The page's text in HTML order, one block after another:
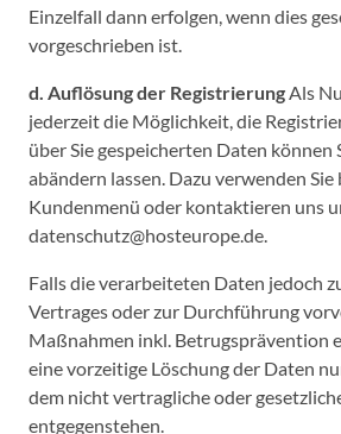
Einzelfall dann erfolgen, wenn dies
vorgeschrieben ist.
d. Auflösung der RegistrierungAls
jederzeit die Möglichkeit, die
über Sie gespeicherten Daten können
abändern lassen. Dazu verwenden
Kundenmenü oder kontaktieren uns
datenschutz@hosteurope.de.
Falls die verarbeiteten Daten jedoch
Vertrages oder zur Durchführung
Maßnahmen inkl. Betrugsprävention
eine vorzeitige Löschung der Daten
dem nicht vertragliche oder
entgegenstehen.